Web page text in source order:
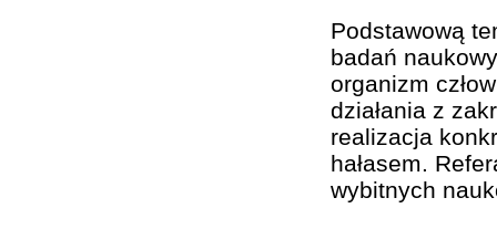
Podstawową
badań
organizm
działania z
realizacja
hałasem.
wybitnych